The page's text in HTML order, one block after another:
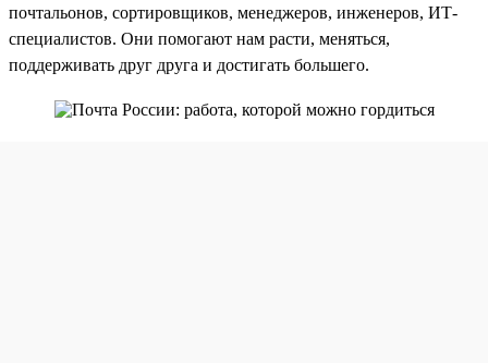
почтальонов, сортировщиков, менеджеров, инженеров, ИТ-
специалистов. Они помогают нам расти, меняться,
поддерживать друг друга и достигать большего.